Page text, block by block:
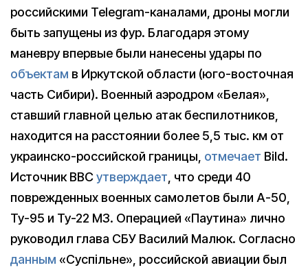
российскими Telegram-каналами, дроны могли
быть запущены из фур. Благодаря этому
маневру впервые были нанесены удары по
объектам в Иркутской области (юго-восточная
часть Сибири). Военный аэродром «Белая»,
ставший главной целью атак беспилотников,
находится на расстоянии более 5,5 тыс. км от
украинско-российской границы, отмечает Bild.
Источник BBC утверждает , что среди 40
поврежденных военных самолетов были А-50,
Ту-95 и Ту-22 М3. Операцией «Паутина» лично
руководил глава СБУ Василий Малюк. Согласно
данным «Суспiльне», российской авиации был